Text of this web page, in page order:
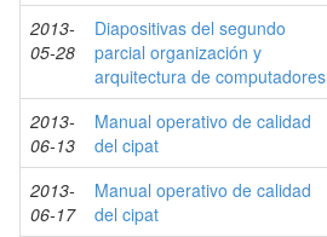
2013-
05-28
Diapositivas del segundo
parcial organización y
arquitectura de computadores
2013-
06-13
Manual operativo de calidad
del cipat
2013-
06-17
Manual operativo de calidad
del cipat